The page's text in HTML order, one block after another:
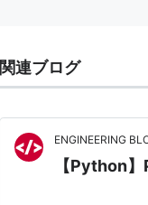
関連ブログ
ENGINEERING
【Python